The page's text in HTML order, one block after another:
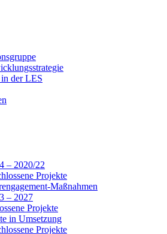
der LES
– 2020/22
Projekte
Maßnahmen
– 2027
Projekte
in Umsetzung
Projekte